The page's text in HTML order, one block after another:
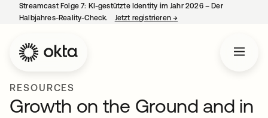
Streamcast Folge 7: KI-gestützte Identity im Jahr 2026 – Der
Halbjahres-Reality-Check.
Jetzt registrieren→
RESOURCES
Growth on the Ground and in